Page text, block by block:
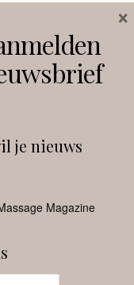
je nieuws
Magazine
×